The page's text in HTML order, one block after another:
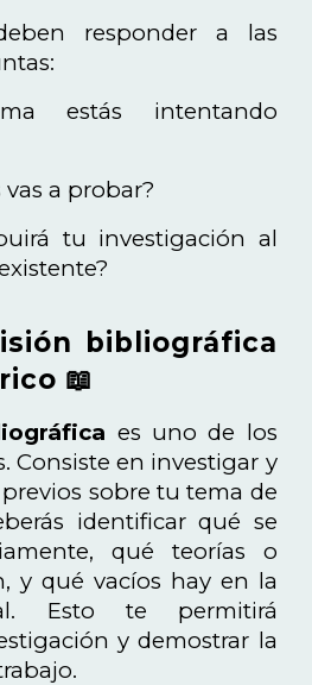
responder a las
estás intentando
a probar?
tu investigación al
bibliográfica
📖
es uno de los
Consiste en investigar y
sobre tu tema de
identificar qué se
qué teorías o
y qué vacíos hay en la
Esto te permitirá
y demostrar la